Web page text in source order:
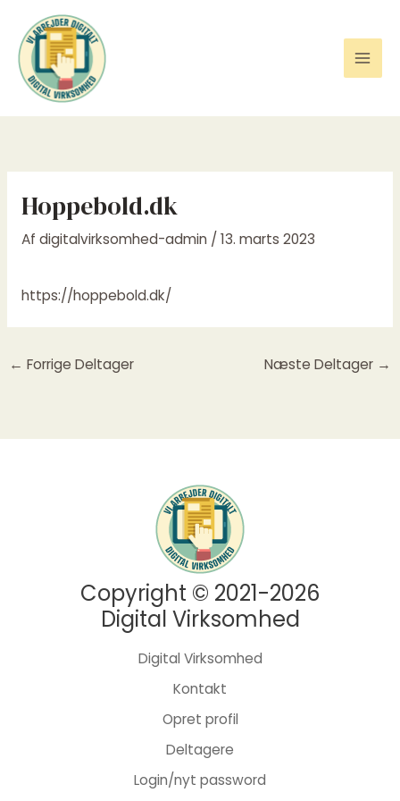
indholdet
Hoppebold.dk
Af digitalvirksomhed-admin / 13. marts 2023
https://hoppebold.dk/
← Forrige Deltager Næste Deltager →
Copyright © 2021-2026
Digital Virksomhed
Digital Virksomhed
Kontakt
Opret profil
Deltagere
Login/nyt password